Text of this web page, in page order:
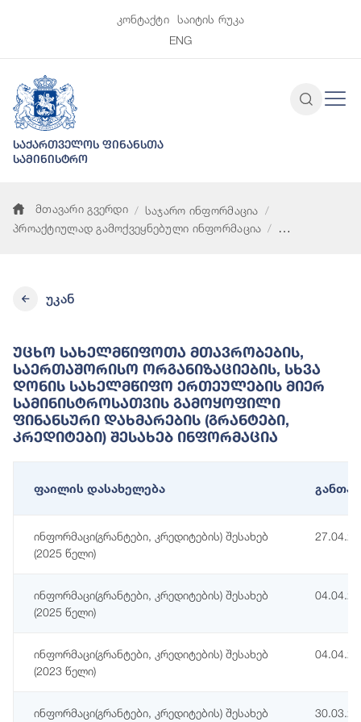
კონტაქტი
საიტის რუკა
ENG
საქართველოს ფინანსთა
სამინისტრო
მთავარი გვერდი
საჯარო ინფორმაცია
პროაქტიულად გამოქვეყნებული ინფორმაცია
უკან
Უცხო Სახელმწიფოთა Მთავრობების,
Საერთაშორისო Ორგანიზაციების, Სხვა
Დონის Სახელმწიფო Ერთეულების Მიერ
Სამინისტროსათვის Გამოყოფილი
Ფინანსური Დახმარების (გრანტები,
Კრედიტები) Შესახებ Ინფორმაცია
ფაილის დასახელება
ინფორმაცი(გრანტები, კრედიტების) შესახებ
(2025 წელი)
ინფორმაცი(გრანტები, კრედიტების) შესახებ
(2025 წელი)
ინფორმაცი(გრანტები, კრედიტების) შესახებ
(2023 წელი)
ინფორმაცი(გრანტები, კრედიტების) შესახებ